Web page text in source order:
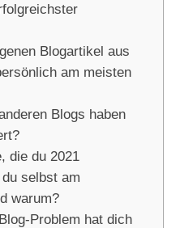
Blogartikel aus
am meisten
Blogs haben
die du 2021
selbst am
warum?
Problem hat dich